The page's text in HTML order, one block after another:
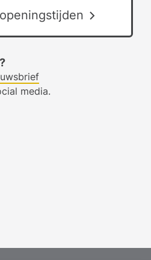
media.